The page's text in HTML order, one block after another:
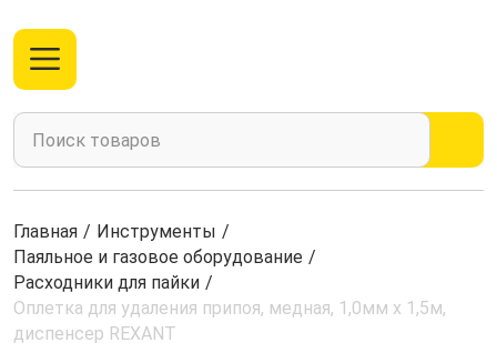
Главная / Инструменты /
Паяльное и газовое оборудование /
Расходники для пайки /
Оплетка для удаления припоя, медная, 1,0мм x 1,5м,
диспенсер REXANT